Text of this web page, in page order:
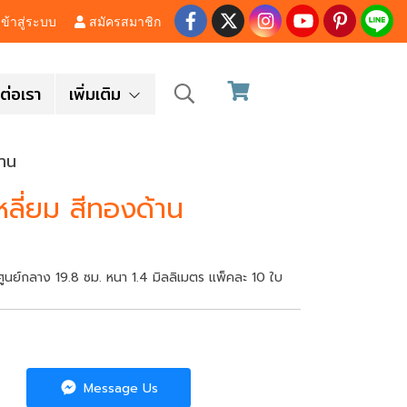
าสู่ระบบ สมัครสมาชิก
อเรา เพิ่มเติม
น
ลี่ยม สีทองด้าน
ย์กลาง 19.8 ซม. หนา 1.4 มิลลิเมตร แพ็คละ 10 ใบ
Message Us